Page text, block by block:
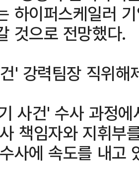
하이퍼스케일러
것으로 전망했다.
' 강력팀장 직위해
사건' 수사 과정
책임자와 지휘부
사에 속도를 내고